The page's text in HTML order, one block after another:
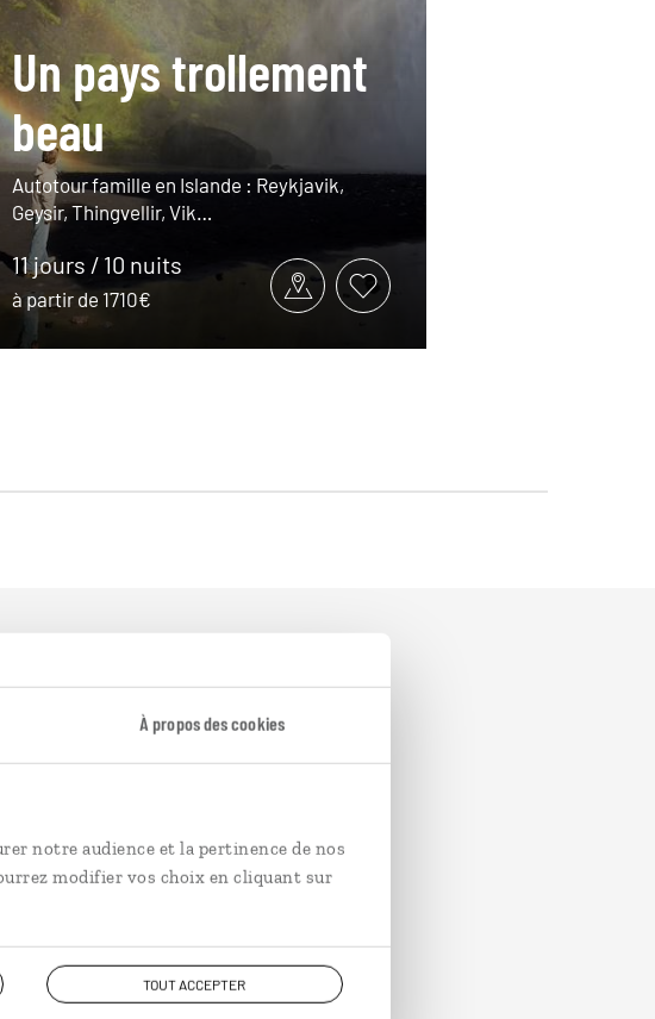
À propos des cookies
notre audience et la pertinence de nos
modifier vos choix en cliquant sur
TOUT ACCEPTER
Un pays trollement
beau
Autotour famille en Islande : Reykjavik,
Geysir, Thingvellir, Vik…
11 jours / 10 nuits
à partir de 1710€
de voyage